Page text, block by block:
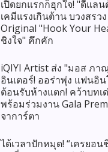
เปิดยกแรกก็ฮุกใจ! "ดีแล
เคมีแรงเกินต้าน บวงสรวง
Original "Hook Your
ชิงใจ" คึกคัก
iQIYI Artist ส่ง "มอส ภ
อินเตอร์! ออร่าพุ่ง แฟนอิ
ต้อนรับห้างแตก! คว้าบทเ
พร้อมร่วมงาน Gala
จาการ์ตา
ได้เวลาปักหมุด! “เครยอน